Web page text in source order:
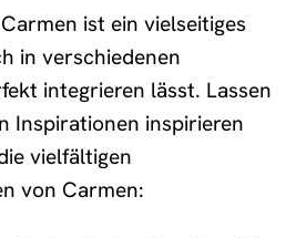
ist ein vielseitiges
in verschiedenen
integrieren lässt. Lassen
Inspirationen inspirieren
vielfältigen
von Carmen: